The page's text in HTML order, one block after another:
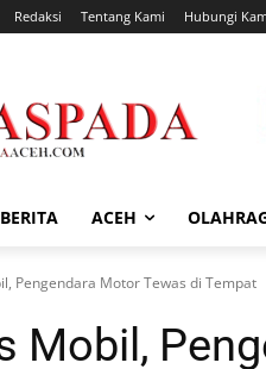
Redaksi Tentang Kami Hubungi
ACEH
Pengendara Motor Tewas di Tempat
Mobil,